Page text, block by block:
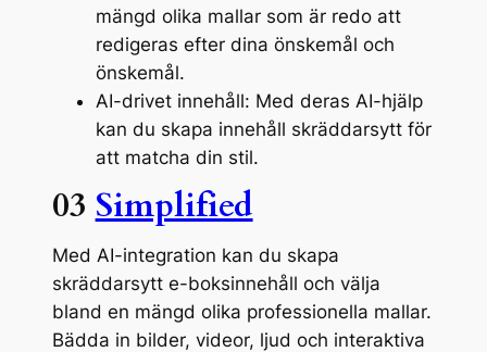
mängd olika mallar som är redo att
redigeras efter dina önskemål och
önskemål.
AI-drivet innehåll: Med deras AI-hjälp
kan du skapa innehåll skräddarsytt för
att matcha din stil.
03Simplified
Med AI-integration kan du skapa
skräddarsytt e-boksinnehåll och välja
bland en mängd olika professionella mallar.
Bädda in bilder, videor, ljud och interaktiva